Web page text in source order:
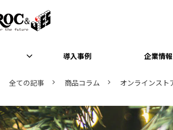
導入事例 企業情報
全ての記事 商品コラム オンラインスト